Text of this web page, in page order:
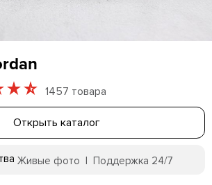
1457 товара
Открыть каталог
Живые фото | Поддержка 24/7